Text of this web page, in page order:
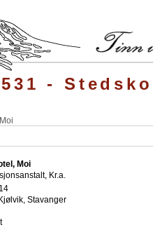
-
Moi
Kr.a.
Stavanger